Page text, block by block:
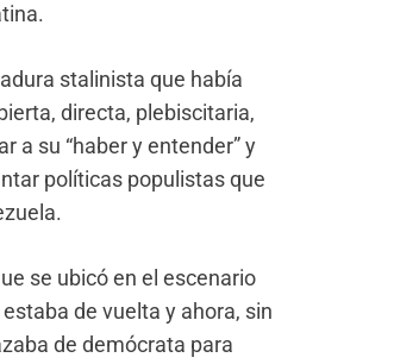
stalinista que había
directa, plebiscitaria,
a su “haber y entender” y
políticas populistas que
se ubicó en el escenario
de vuelta y ahora, sin
de demócrata para